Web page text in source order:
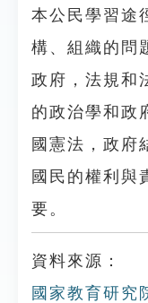
本公民學習途
構、組織的問
政府，法規和
的政治學和政
國憲法，政府
國民的權利與
要。
資料來源：
國家教育研究